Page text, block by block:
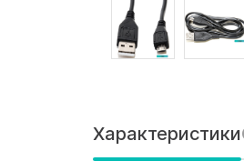
Характеристики